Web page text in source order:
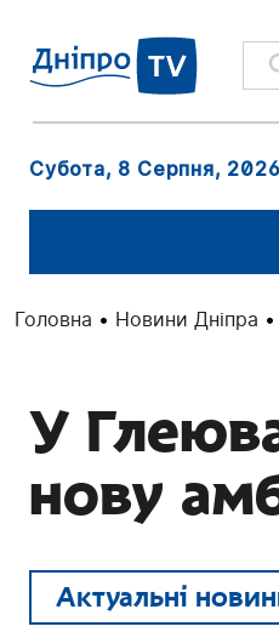
Субота, 8 Серпня, 2026
Головна • Новини Дніпра •
У
нову
Актуальні